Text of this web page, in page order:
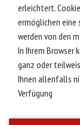
erleichtert.
ermöglichen eine
werden von den
In Ihrem Browser
ganz oder
Ihnen allenfalls
Verfügung